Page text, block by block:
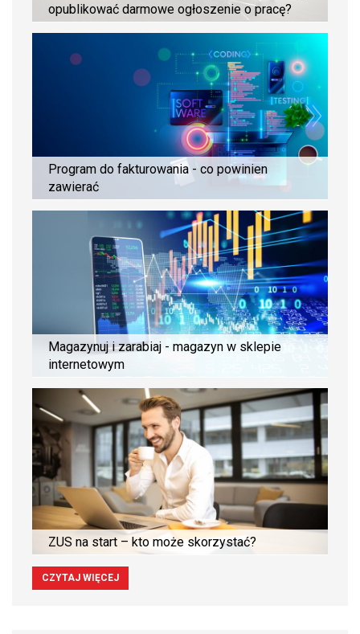
opublikować darmowe ogłoszenie o pracę?
Program do fakturowania - co powinien
zawierać
Magazynuj i zarabiaj - magazyn w sklepie
internetowym
ZUS na start – kto może skorzystać?
CZYTAJ WIĘCEJ